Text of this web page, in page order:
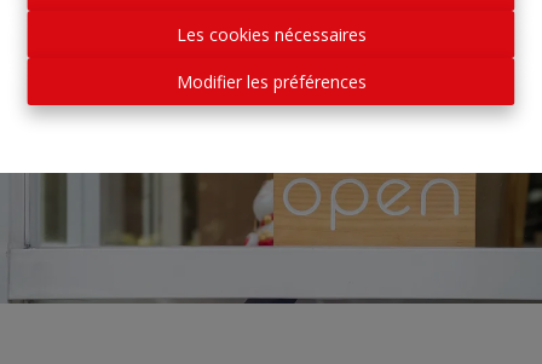
Les cookies nécessaires
Modifier les préférences